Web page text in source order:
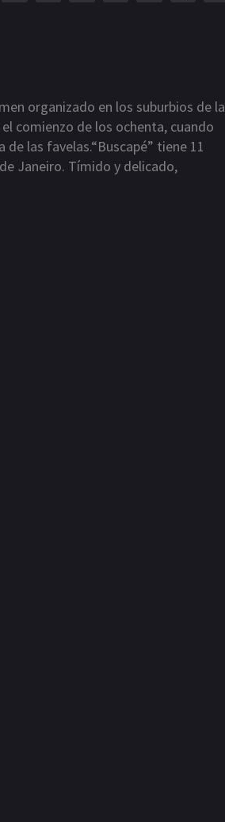
organizado en los suburbios de la
comienzo de los ochenta, cuando
las favelas.“Buscapé” tiene 11
Janeiro. Tímido y delicado,
un niño de su misma edad, se
y empieza su aprendizaje
Cidade de Deus.